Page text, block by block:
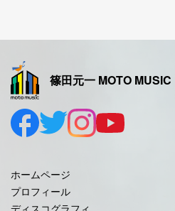
2025年9月
2025年8月
2025年7月
2025年5月
篠田元一 MOTO MUSIC
ホームページ
プロフィール
ディスコグラフィ